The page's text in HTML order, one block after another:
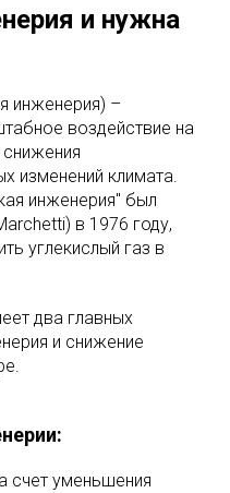
и нужна
инженерия) –
воздействие на
изменений климата.
инженерия" был
в 1976 году,
углекислый газ в
два главных
и снижение
счет уменьшения